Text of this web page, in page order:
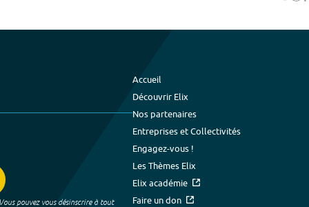
pouvez vous désinscrire à tout
Accueil
Découvrir Elix
Nos partenaires
Entreprises et Collectivités
Engagez-vous !
Les Thèmes Elix
Elix académie
Faire un don